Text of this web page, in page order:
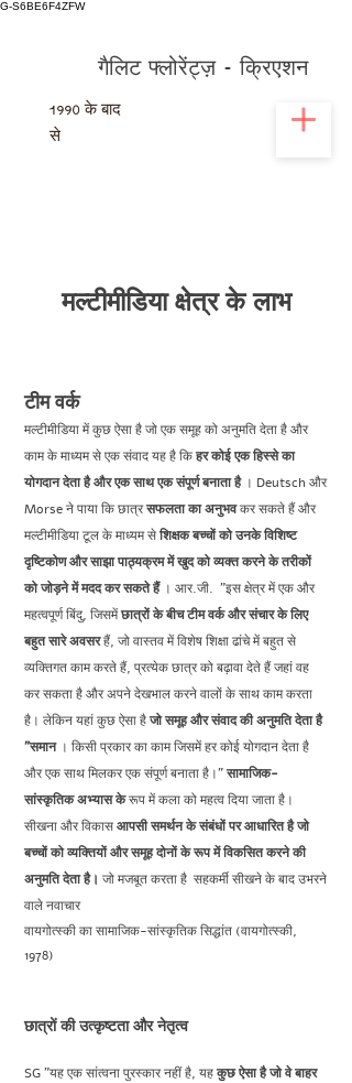
G-S6BE6F4ZFW
1990 के बाद
से
गैलिट फ्लोरेंट्ज़ - क्रिएशन
मल्टीमीडिया क्षेत्र के लाभ
टीम वर्क
मल्टीमीडिया में कुछ ऐसा है जो एक समूह को अनुमति देता है और
काम के माध्यम से एक संवाद यह है किहर कोई एक हिस्से का
योगदान देता है और एक साथ एक संपूर्ण बनाता है। Deutsch और
Morse ने पाया कि छात्रसफलता का अनुभवकर सकते हैं और
मल्टीमीडिया टूल के माध्यम सेशिक्षक बच्चों को उनके विशिष्ट
दृष्टिकोण और साझा पाठ्यक्रम में खुद को व्यक्त करने के तरीकों
को जोड़ने में मदद कर सकते हैं। आर.जी. "इस क्षेत्र में एक और
महत्वपूर्ण बिंदु, जिसमेंछात्रों के बीच टीम वर्क और संचार के लिए
बहुत सारे अवसरहैं, जो वास्तव में विशेष शिक्षा ढांचे में बहुत से
व्यक्तिगत काम करते हैं, प्रत्येक छात्र को बढ़ावा देते हैं जहां वह
कर सकता है और अपने देखभाल करने वालों के साथ काम करता
है। लेकिन यहां कुछ ऐसा हैजो समूह और संवाद की अनुमति देता है
"समान। किसी प्रकार का काम जिसमें हर कोई योगदान देता है
और एक साथ मिलकर एक संपूर्ण बनाता है।"सामाजिक-
सांस्कृतिक अभ्यास केरूप में कला को महत्व दिया जाता है।
सीखना और विकासआपसी समर्थन के संबंधोंपर आधारित है जो
बच्चों को व्यक्तियों और समूह दोनों के रूप में विकसित करने की
अनुमति देता है। जो मजबूत करता है सहकर्मी सीखने के बाद उभरने
वाले नवाचार
वायगोत्स्की का सामाजिक-सांस्कृतिक सिद्धांत (वायगोत्स्की,
1978)
छात्रों की उत्कृष्टता और नेतृत्व
SG "यह एक सांत्वना पुरस्कार नहीं है, यहकुछ ऐसा है जो वे बाहर